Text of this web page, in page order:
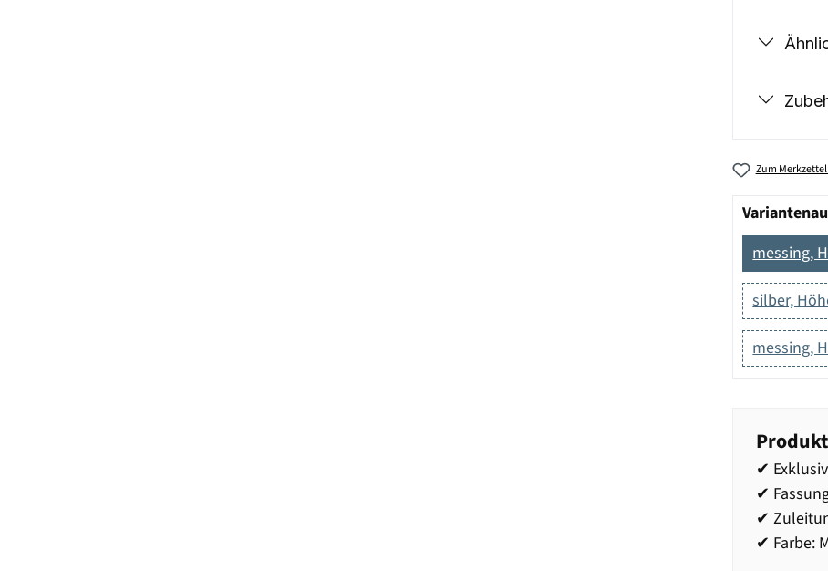
Zum
messing,
silber,
messing,
✔
✔
✔
✔ Farbe: